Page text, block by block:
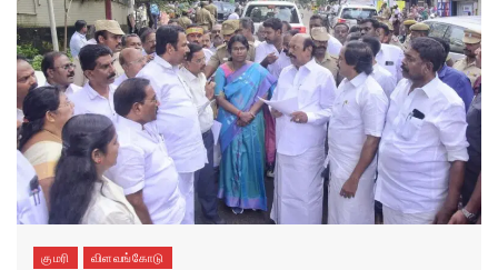
குமரி விளவங்கோடு